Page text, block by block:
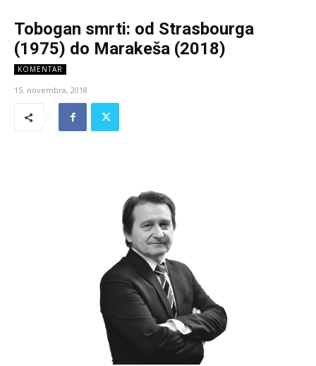
Tobogan smrti: od Strasbourga
(1975) do Marakeša (2018)
KOMENTAR
15. novembra, 2018